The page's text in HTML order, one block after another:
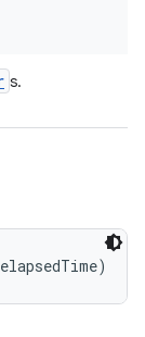
s.